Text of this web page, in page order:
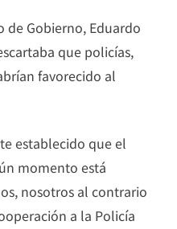
de Gobierno, Eduardo
que policías,
favorecido al
establecido que el
momento está
nosotros al contrario
a la Policía